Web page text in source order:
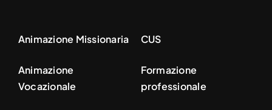
Animazione Missionaria
Animazione
Vocazionale
CUS
Formazione
professionale